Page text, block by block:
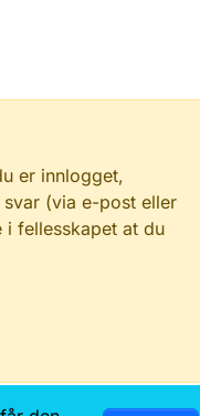
er innlogget,
(via e-post eller
fellesskapet at du